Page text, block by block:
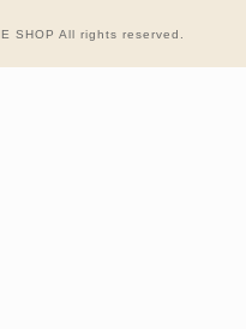
SHOP All rights reserved.